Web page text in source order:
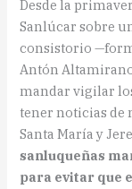
Desde la
Sanlúcar sobre
consistorio
Antón
mandar vigilar
tener noticias de
Santa María y
sanluqueñas
para evitar que